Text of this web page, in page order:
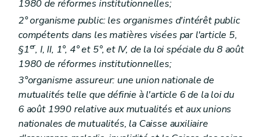
Section3
Branche « Handicap »
Sous-section1
Organisation de la branche « Handicap »
Art.17
Sous-section2
Comité « Handicap »
Art.18
Art.18/1
Sous-section3
Commissions subrégionales
19
Section4
Branche « Familles »
Art.20
Art.21
Art.21/1
1980 de réformes institutionnelles;
2° organisme public: les organismes d'intérêt public
compétents dans les matières visées par l'article 5,
§1er, I, II, 1°, 4° et 5°, et IV, de la loi spéciale du 8 août
1980 de réformes institutionnelles;
3°organisme assureur: une union nationale de
mutualités telle que définie à l'article 6 de la loi du
6 août 1990 relative aux mutualités et aux unions
nationales de mutualités, la Caisse auxiliaire